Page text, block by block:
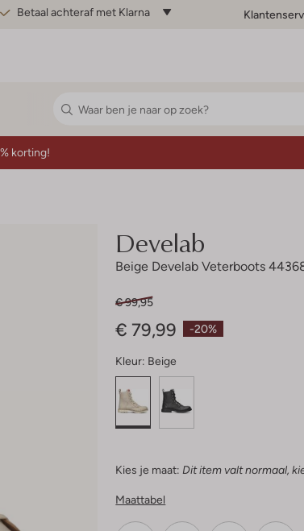
Betaal achteraf met Klarna
korting!
Develab
Beige Develab Veterboots
-20%
€ 99,95
€ 79,99
Kleur: Beige
Kies je maat: Dit item valt normaal,
Maattabel